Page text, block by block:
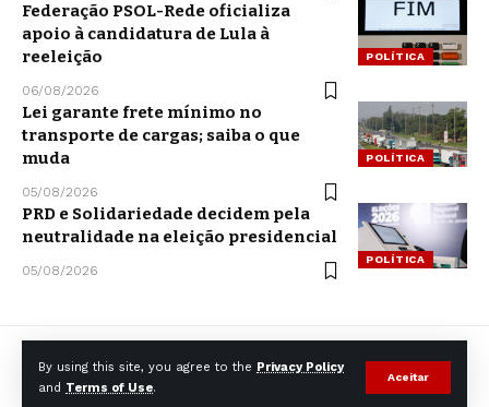
By using this site, you agree to the Privacy Policy
and Terms of Use.
Aceitar
POLÍTICA
Federação PSOL-Rede oficializa
apoio à candidatura de Lula à
reeleição
06/08/2026
POLÍTICA
Lei garante frete mínimo no
transporte de cargas; saiba o que
muda
05/08/2026
POLÍTICA
PRD e Solidariedade decidem pela
neutralidade na eleição presidencial
05/08/2026
© CCNNews. All Rights Reserved.